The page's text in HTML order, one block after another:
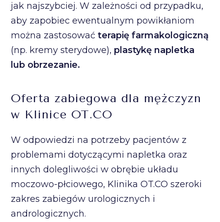
jak najszybciej. W zależności od przypadku,
aby zapobiec ewentualnym powikłaniom
można zastosowaćterapię farmakologiczną
(np. kremy sterydowe), plastykę napletka
lub obrzezanie.
Oferta zabiegowa dla mężczyzn
w Klinice OT.CO
W odpowiedzi na potrzeby pacjentów z
problemami dotyczącymi napletka oraz
innych dolegliwości w obrębie układu
moczowo-płciowego, Klinika OT.CO szeroki
zakres zabiegów urologicznych i
andrologicznych.